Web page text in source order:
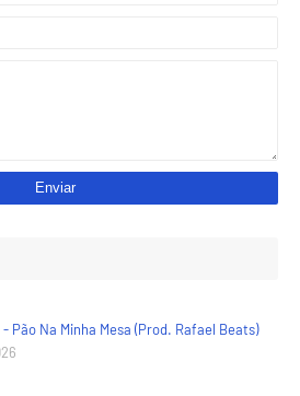
- Pão Na Minha Mesa (Prod. Rafael Beats)